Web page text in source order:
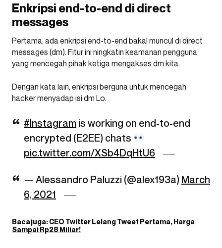
Enkripsi end-to-end di direct
messages
Pertama, ada enkripsi end-to-end bakal muncul di direct
messages (dm). Fitur ini ningkatin keamanan pengguna
yang mencegah pihak ketiga mengakses dm kita.
Dengan kata lain, enkripsi berguna untuk mencegah
hacker menyadap isi dm Lo.
#Instagram is working on end-to-end
encrypted (E2EE) chats
pic.twitter.com/XSb4DqHtU6
— Alessandro Paluzzi (@alex193a) March
6, 2021
Baca juga:CEO Twitter Lelang Tweet Pertama, Harga
Sampai Rp28 Miliar!